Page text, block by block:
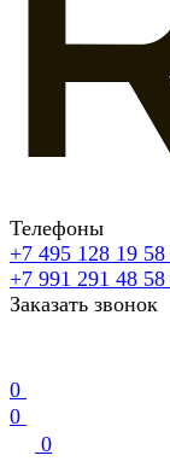
Телефоны
+7 495 128 19 58
+7 991 291 48 58
Заказать звонок
0
0
0